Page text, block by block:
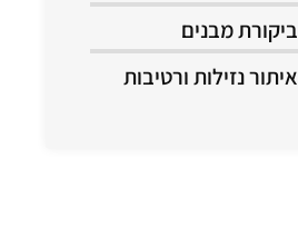
ביקורת מבנים
איתור נזילות ורטיבות